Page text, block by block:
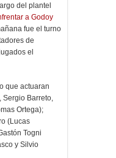
del plantel
a Godoy
fue el turno
de
el
que actuaran
Barreto,
Ortega);
(Lucas
Togni
y Silvio